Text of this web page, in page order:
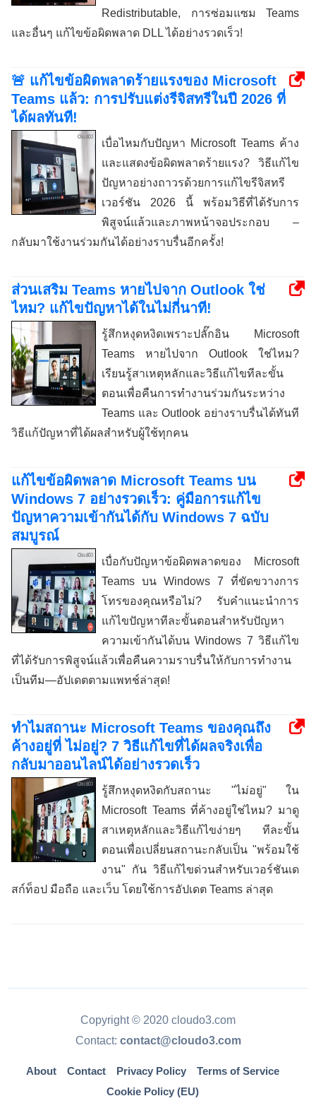
Redistributable, การซ่อมแซม Teams
และอื่นๆ แก้ไขข้อผิดพลาด DLL ได้อย่างรวดเร็ว!
🚨 แก้ไขข้อผิดพลาดร้ายแรงของ Microsoft
Teams แล้ว: การปรับแต่งรีจิสทรีในปี 2026 ที่
ได้ผลทันที!
เบื่อไหมกับปัญหา Microsoft Teams ค้าง
และแสดงข้อผิดพลาดร้ายแรง? วิธีแก้ไข
ปัญหาอย่างถาวรด้วยการแก้ไขรีจิสทรี
เวอร์ชัน 2026 นี้ พร้อมวิธีที่ได้รับการ
พิสูจน์แล้วและภาพหน้าจอประกอบ –
กลับมาใช้งานร่วมกันได้อย่างราบรื่นอีกครั้ง!
ส่วนเสริม Teams หายไปจาก Outlook ใช่
ไหม? แก้ไขปัญหาได้ในไม่กี่นาที!
รู้สึกหงุดหงิดเพราะปลั๊กอิน Microsoft
Teams หายไปจาก Outlook ใช่ไหม?
เรียนรู้สาเหตุหลักและวิธีแก้ไขทีละขั้น
ตอนเพื่อคืนการทำงานร่วมกันระหว่าง
Teams และ Outlook อย่างราบรื่นได้ทันที
วิธีแก้ปัญหาที่ได้ผลสำหรับผู้ใช้ทุกคน
แก้ไขข้อผิดพลาด Microsoft Teams บน
Windows 7 อย่างรวดเร็ว: คู่มือการแก้ไข
ปัญหาความเข้ากันได้กับ Windows 7 ฉบับ
สมบูรณ์
เบื่อกับปัญหาข้อผิดพลาดของ Microsoft
Teams บน Windows 7 ที่ขัดขวางการ
โทรของคุณหรือไม่? รับคำแนะนำการ
แก้ไขปัญหาทีละขั้นตอนสำหรับปัญหา
ความเข้ากันได้บน Windows 7 วิธีแก้ไข
ที่ได้รับการพิสูจน์แล้วเพื่อคืนความราบรื่นให้กับการทำงาน
เป็นทีม—อัปเดตตามแพทช์ล่าสุด!
ทำไมสถานะ Microsoft Teams ของคุณถึง
ค้างอยู่ที่ ไม่อยู่? 7 วิธีแก้ไขที่ได้ผลจริงเพื่อ
กลับมาออนไลน์ได้อย่างรวดเร็ว
รู้สึกหงุดหงิดกับสถานะ "ไม่อยู่" ใน
Microsoft Teams ที่ค้างอยู่ใช่ไหม? มาดู
สาเหตุหลักและวิธีแก้ไขง่ายๆ ทีละขั้น
ตอนเพื่อเปลี่ยนสถานะกลับเป็น "พร้อมใช้
งาน" กัน วิธีแก้ไขด่วนสำหรับเวอร์ชันเด
สก์ท็อป มือถือ และเว็บ โดยใช้การอัปเดต Teams ล่าสุด
Copyright © 2020 cloudo3.com
Contact: contact@cloudo3.com
About Contact Privacy Policy
Terms of Service
Cookie Policy (EU)